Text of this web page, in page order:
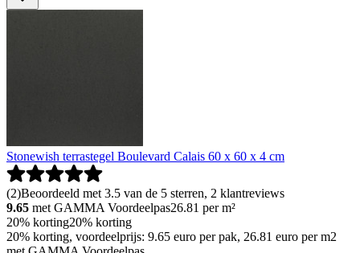
Stonewish terrastegel Boulevard Calais 60 x 60 x 4 cm
(2)Beoordeeld met 3.5 van de 5 sterren, 2 klantreviews
9.65 met GAMMA Voordeelpas26.81 per m²
20% korting20% korting
20% korting, voordeelprijs: 9.65 euro per pak, 26.81 euro per m2